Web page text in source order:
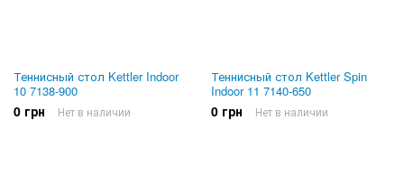
Теннисный стол Kettler Indoor
10 7138-900
0 грн Нет в наличии
Теннисный стол Kettler Spin
Indoor 11 7140-650
0 грн Нет в наличии